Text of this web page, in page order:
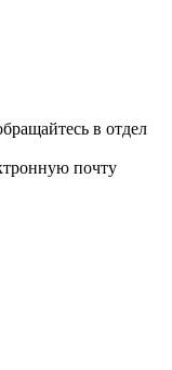
в отдел
почту